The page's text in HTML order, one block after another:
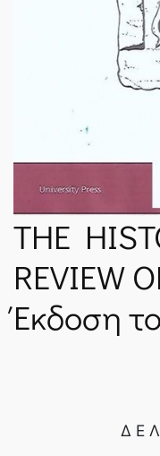
E-
THE
REVIEW
Έκδοση
Δ Ε